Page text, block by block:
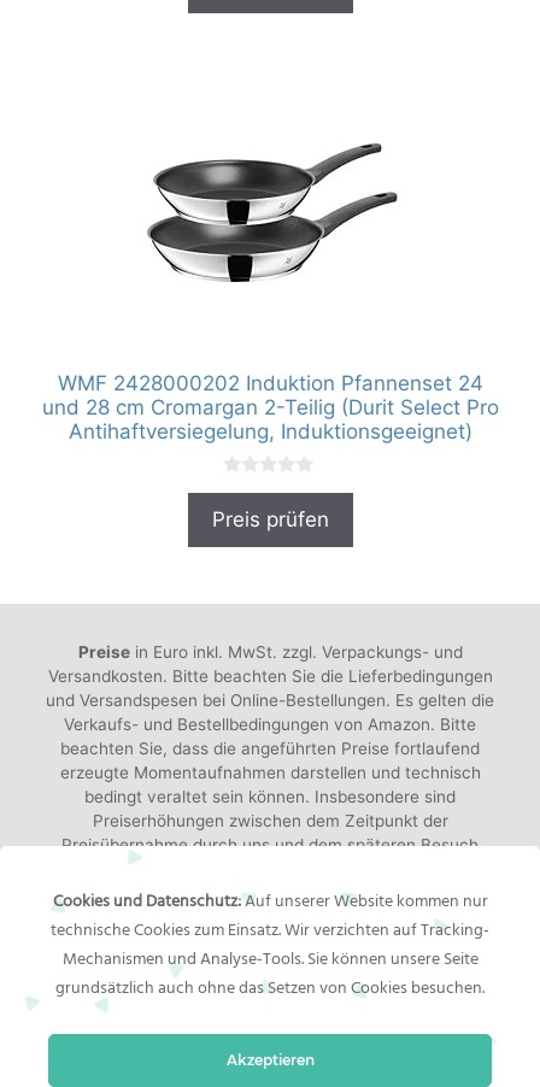
WMF 2428000202 Induktion Pfannenset 24
und 28 cm Cromargan 2-Teilig (Durit Select Pro
Antihaftversiegelung, Induktionsgeeignet)
0
o
Preis prüfen
Preisein Euro inkl. MwSt. zzgl. Verpackungs- und
Versandkosten. Bitte beachten Sie die Lieferbedingungen
und Versandspesen bei Online-Bestellungen. Es gelten die
Verkaufs- und Bestellbedingungen von Amazon. Bitte
beachten Sie, dass die angeführten Preise fortlaufend
erzeugte Momentaufnahmen darstellen und technisch
bedingt veraltet sein können. Insbesondere sind
Preiserhöhungen zwischen dem Zeitpunkt der
Preisübernahme durch uns und dem späteren Besuch
dieser Website möglich. Maßgeblich für den Verkauf durch
den Händler ist der tatsächliche Preis des Produkts, der
zum Zeitpunkt des Kaufs im Warenkorb von Amazon steht.
Versandkosten:Die angezeigten Versandkosten sind,
sofern nicht anders angegeben, die Kosten für den Versand
nach Deutschland. Es gelten jedoch die im Warenkorb von
Amazon angezeigten Liefer- und Versandkosten.
Cookies und Datenschutz:Auf unserer Website kommen nur
technische Cookies zum Einsatz. Wir verzichten auf Tracking-
Mechanismen und Analyse-Tools. Sie können unsere Seite
grundsätzlich auch ohne das Setzen von Cookies besuchen.
Akzeptieren